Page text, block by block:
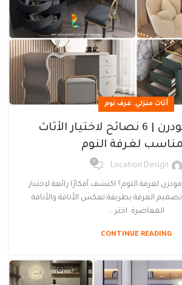
أثاث منزلي, غرف نوم
تسريحة مودرن | 6 نصائح لاختيار الأثاث
لغرفة النوم
Location Design
0
لغرفة النوم؟ اكتشف أفكارًا رائعة لاختيار
الغرفة بطريقة تعكس الأناقة والأناقة
المعاصرة. اختر ...
CONTINUE READING